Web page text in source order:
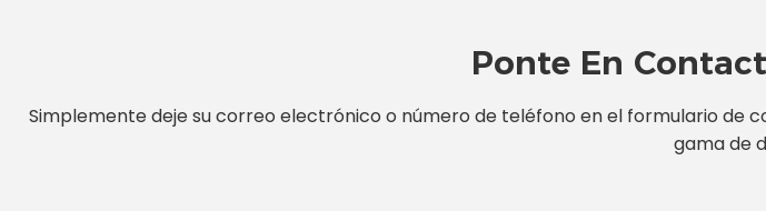
Ponte En
Simplemente deje su correo electrónico o número de teléfono en el formulario
gama de